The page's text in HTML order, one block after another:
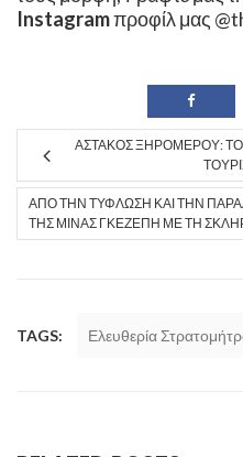
Instagramπροφίλ μας
ΑΣΤΑΚΌΣ ΞΗΡΟΜΈΡΟΥ: ΤΟ
ΑΠΌ ΤΗΝ ΤΎΦΛΩΣΗ ΚΑΙ ΤΗΝ
ΤΗΣ ΜΊΝΑΣ ΓΚΕΖΈΠΗ ΜΕ ΤΗ
TAGS: Ελευθερία